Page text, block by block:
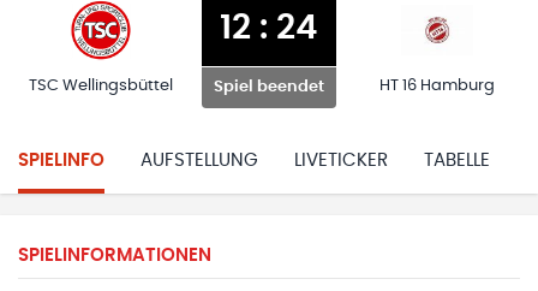
TSC Wellingsbüttel
12 : 24
Spiel beendet HT 16 Hamburg
SPIELINFO AUFSTELLUNG LIVETICKER TABELLE
SPIELINFORMATIONEN